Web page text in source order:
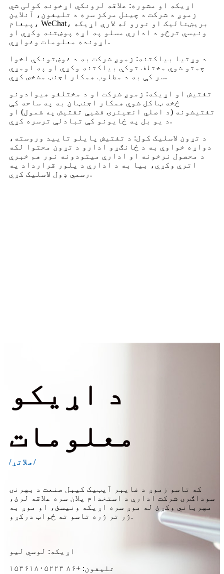
اړیکه او مشوره: علاقه لرونکي اړخونه کولی شي
زموږ د شرکت د چینل مرکز سره د تلیفون، آنلاین
پیغام، WeChat، بریښنالیک او نورو له لارې اړیکه
ونیسي ترڅو د ادارې مسلو په اړه پوښتنه وکړي او
اړونده معلومات وغواړي.
د وړتیا بیاکتنه: زموږ شرکت به د غوښتونکي لخوا
چمتو شوي مختلف توکي بیاکتنه وکړي او په لومړي
سر کې به د مطلوب همکار اجنټ مشخص کړي.
تفتیش او اړیکه: زموږ شرکت او د مختلفو هیوادونو
څخه ټاکل شوي همکار اجنټان به په ساحه کې
تفتیشونه (د اصلي انجینرۍ قضیې تفتیش په شمول) او
د یو بل په ځایونو کې تبادلې ترسره کړي.
د تړون لاسلیک کول: د تفتیش پایلو تایید وروسته،
دواړه خواوې به د ځانګړو ادارو د تړون محتوا لکه
د محصول نرخونه او ادارې میتودونه نور هم خبرې
اترې وکړي، بیا به د ادارې د پلور قرارداد په
رسمي ډول لاسلیک کړي.
د اړیکو
معلومات
/ملاتړ/
که تاسو زموږ د فایبر آپټیک کیبل صنعت د بهرنۍ
سوداګرۍ شرکت ادارې د استخدام پلان سره علاقه لرئ،
مهرباني وکړئ له موږ سره اړیکه ونیسئ، او موږ به
ژر تر ژره تاسو ته ځواب درکړو.
اړیکه: لوسي لیو
تلیفون: +۸۶ ۱۵۳۶۱۸۰۵۲۲۳